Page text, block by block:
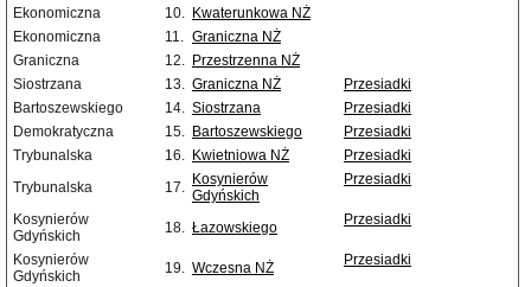
Ekonomiczna
10. Kwaterunkowa NŻ
Ekonomiczna
11. Graniczna NŻ
Graniczna
12. Przestrzenna NŻ
Siostrzana
13. Graniczna NŻ
Przesiadki
Bartoszewskiego
14. Siostrzana
Przesiadki
Demokratyczna
15. Bartoszewskiego
Przesiadki
Trybunalska
16. Kwietniowa NŻ
Przesiadki
Trybunalska
17. Kosynierów
Gdyńskich
Przesiadki
Kosynierów
Gdyńskich
18. Łazowskiego Przesiadki
Kosynierów
Gdyńskich
19. Wczesna NŻ Przesiadki